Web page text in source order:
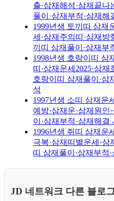
출·삼재해석·삼재끝나
풀이·삼재부적·삼재해
1999년생 토끼띠 삼재
세·삼재주의띠·삼재방
끼띠 삼재풀이·삼재부
1998년생 호랑이띠 삼
띠·삼재운세2025·삼
호랑이띠 삼재풀이·삼
석
1997년생 소띠 삼재운
예방·삼재운·삼재원
이·삼재부적·삼재해결
1996년생 쥐띠 삼재운
극복·삼재띠별운세·삼
띠 삼재풀이·삼재부적
JD 네트워크 다른 블로